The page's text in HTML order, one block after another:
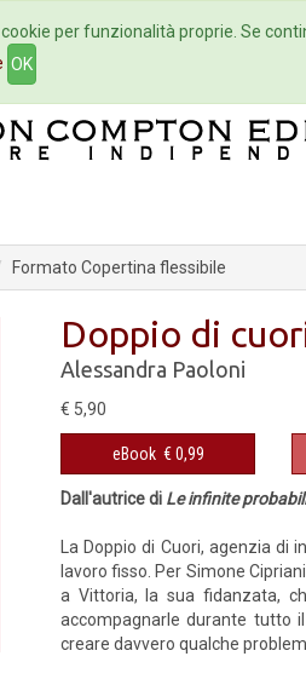
Autori Eventi
Formato Copertina flessibile
Doppio di
Alessandra Paoloni
€ 5,90
eBook € 0,99
Dall'autrice di Le infinite
La Doppio di Cuori, agenzia
lavoro fisso. Per Simone
a Vittoria, la sua fidanzata,
accompagnarle durante tutto
creare davvero qualche
per funzionalità proprie. Se
OK